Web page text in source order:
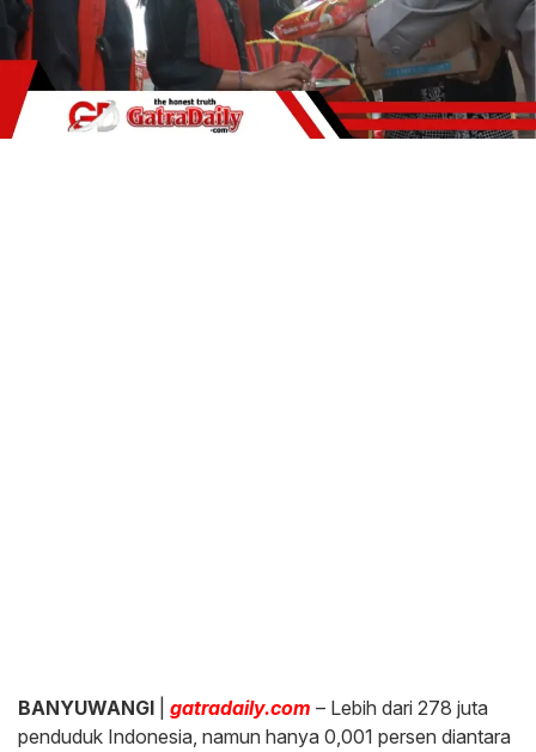
BANYUWANGI gatradaily.com – Lebih dari 278 juta
penduduk Indonesia, namun hanya 0,001 persen diantara